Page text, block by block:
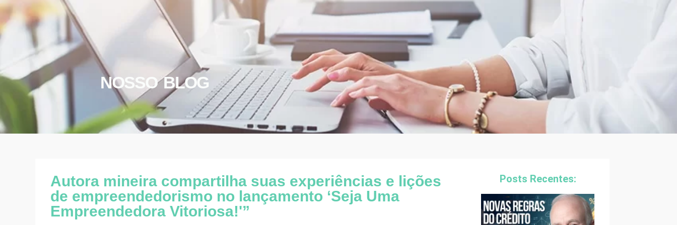
NOSSO BLOG
Autora mineira compartilha suas experiências e lições
de empreendedorismo no lançamento ‘Seja Uma
Empreendedora Vitoriosa!'”
Posts Recentes: